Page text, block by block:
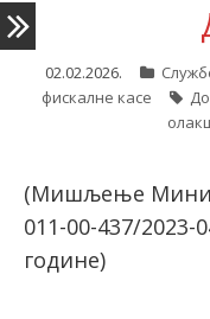
02.02.2026.
фискалне касе
(Мишљење
011-00-437/2023-
године)